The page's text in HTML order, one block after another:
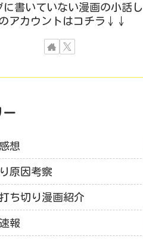
に書いていない漫画の小話し
アカウントはコチラ↓↓
ー
想
原因考察
ち切り漫画紹介
報